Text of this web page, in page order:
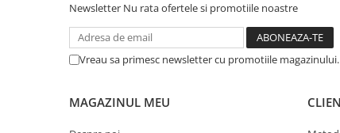
Newsletter Nu rata ofertele si promotiile noastre
Vreau sa primesc newsletter cu promotiile
MAGAZINUL MEU